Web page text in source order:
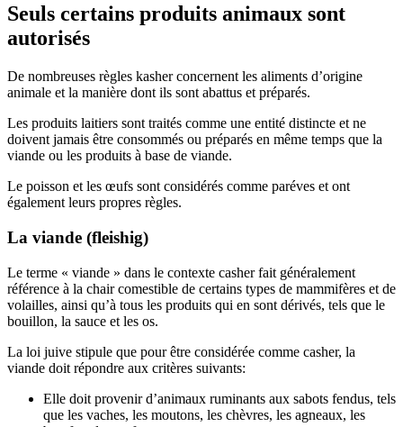
Seuls certains produits animaux sont
autorisés
De nombreuses règles kasher concernent les aliments d’origine
animale et la manière dont ils sont abattus et préparés.
Les produits laitiers sont traités comme une entité distincte et ne
doivent jamais être consommés ou préparés en même temps que la
viande ou les produits à base de viande.
Le poisson et les œufs sont considérés comme paréves et ont
également leurs propres règles.
La viande (fleishig)
Le terme « viande » dans le contexte casher fait généralement
référence à la chair comestible de certains types de mammifères et de
volailles, ainsi qu’à tous les produits qui en sont dérivés, tels que le
bouillon, la sauce et les os.
La loi juive stipule que pour être considérée comme casher, la
viande doit répondre aux critères suivants:
Elle doit provenir d’animaux ruminants aux sabots fendus, tels
que les vaches, les moutons, les chèvres, les agneaux, les